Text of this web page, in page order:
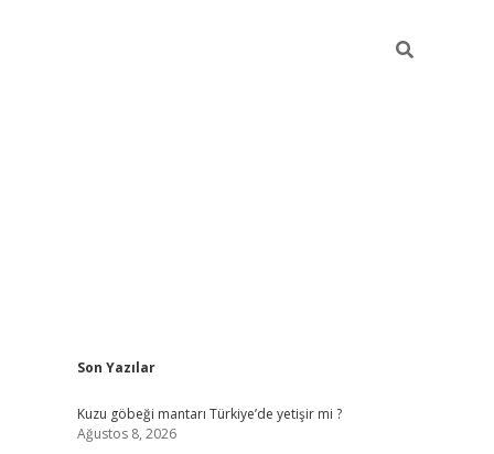
Sidebar
Son Yazılar
Kuzu göbeği mantarı Türkiye’de yetişir mi ?
Ağustos 8, 2026